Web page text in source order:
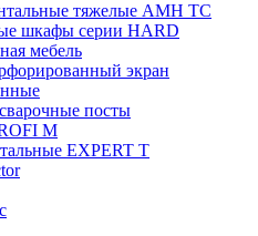
тяжелые AMH TC
шкафы серии HARD
мебель
экран
посты
M
EXPERT T